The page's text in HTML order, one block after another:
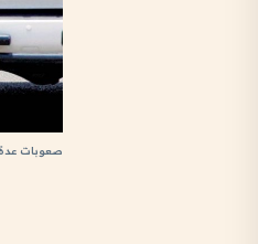
صعوبات